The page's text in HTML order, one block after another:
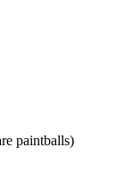
paintballs)